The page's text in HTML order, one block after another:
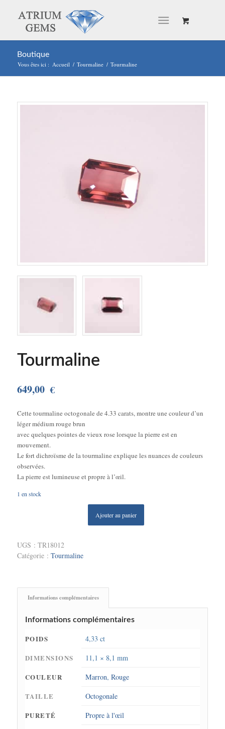
Boutique
Vous êtes ici : Accueil / Tourmaline / Tourmaline
Tourmaline
649,00 €
Cette tourmaline octogonale de 4.33 carats, montre une couleur d’un
léger médium rouge brun
avec quelques pointes de vieux rose lorsque la pierre est en
mouvement.
Le fort dichroïsme de la tourmaline explique les nuances de couleurs
observées.
La pierre est lumineuse et propre à l’œil.
1 en stock
Ajouter au panier
UGS : TR18012
Catégorie : Tourmaline
Informations complémentaires
Informations complémentaires
POIDS
4,33 ct
DIMENSIONS
11,1 × 8,1 mm
COULEUR
Marron, Rouge
TAILLE
Octogonale
PURETÉ
Propre à l'œil